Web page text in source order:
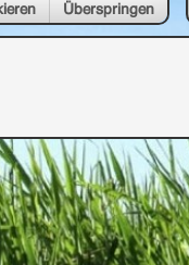
Überspringen